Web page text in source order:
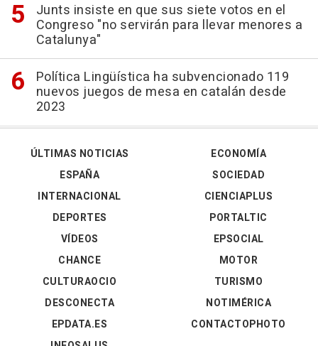
Junts insiste en que sus siete votos en el
Congreso "no servirán para llevar menores a
Catalunya"
Política Lingüística ha subvencionado 119
nuevos juegos de mesa en catalán desde
2023
ÚLTIMAS NOTICIAS
ESPAÑA
INTERNACIONAL
DEPORTES
VÍDEOS
ECONOMÍA
SOCIEDAD
CIENCIAPLUS
PORTALTIC
EPSOCIAL
CHANCE
CULTURAOCIO
DESCONECTA
EPDATA.ES
MOTOR
TURISMO
NOTIMÉRICA
CONTACTOPHOTO